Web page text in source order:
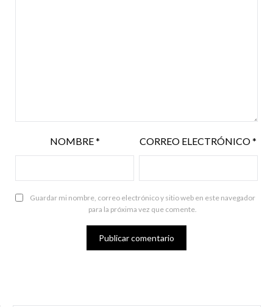
NOMBRE* CORREO ELECTRÓNICO*
Guardar mi nombre, correo electrónico y sitio web en este navegador
para la próxima vez que comente.